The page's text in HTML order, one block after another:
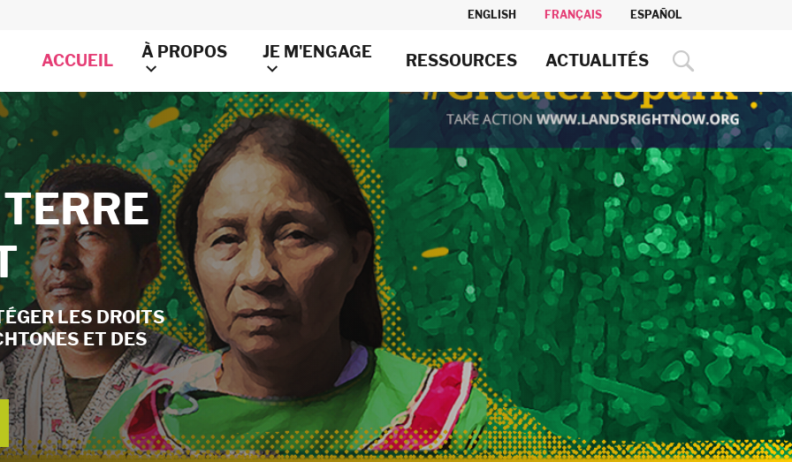
ENGLISH FRANÇAIS ESPAÑOL
ACCUEIL À PROPOS JE M'ENGAGE RESSOURCES ACTUALITÉS
LES DROITS
ET DES
LES DROITS
ET DES
LES DROITS
ET DES